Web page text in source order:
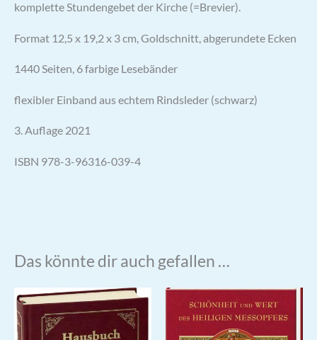
komplette Stundengebet der Kirche (=Brevier).
Format 12,5 x 19,2 x 3 cm, Goldschnitt, abgerundete Ecken
1440 Seiten, 6 farbige Lesebänder
flexibler Einband aus echtem Rindsleder (schwarz)
3. Auflage 2021
ISBN 978-3-96316-039-4
Das könnte dir auch gefallen …